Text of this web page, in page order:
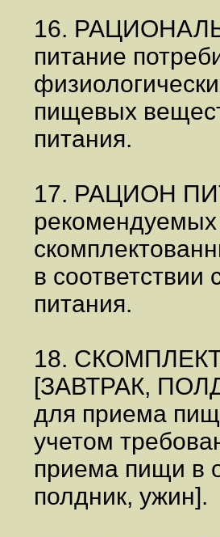
16.
питание
пищевых
питания.
17. РАЦИОН
в
питания.
18.
[ЗАВТРАК,
для приема
учетом
приема пищи в
полдник, ужин].